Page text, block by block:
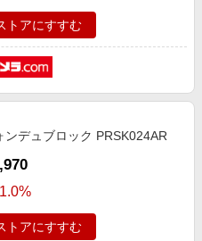
トアにすすむ
ンデュブロック PRSK024AR
1.0%
トアにすすむ